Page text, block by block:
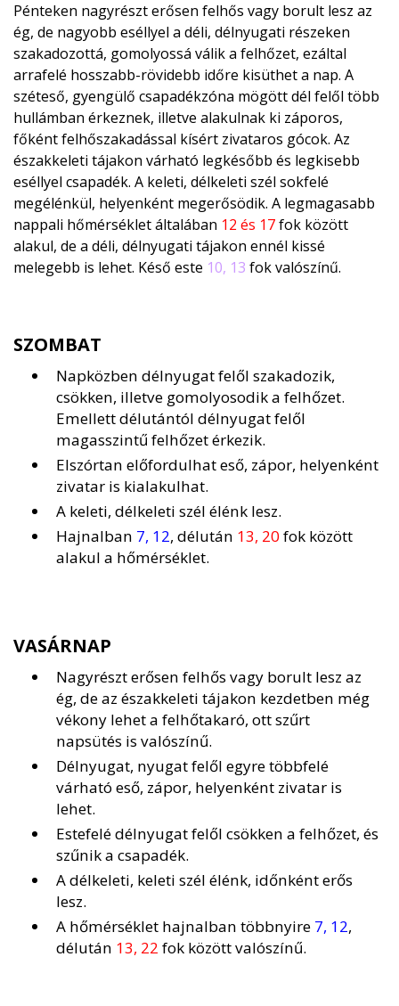
Pénteken nagyrészt erősen felhős vagy borult lesz az
ég, de nagyobb eséllyel a déli, délnyugati részeken
szakadozottá, gomolyossá válik a felhőzet, ezáltal
arrafelé hosszabb-rövidebb időre kisüthet a nap. A
széteső, gyengülő csapadékzóna mögött dél felől több
hullámban érkeznek, illetve alakulnak ki záporos,
főként felhőszakadással kísért zivataros gócok. Az
északkeleti tájakon várható legkésőbb és legkisebb
eséllyel csapadék. A keleti, délkeleti szél sokfelé
megélénkül, helyenként megerősödik. A legmagasabb
nappali hőmérséklet általában 12 és 17fok között
alakul, de a déli, délnyugati tájakon ennél kissé
melegebb is lehet. Késő este 10, 13 fok valószínű.
SZOMBAT
Napközben délnyugat felől szakadozik,
csökken, illetve gomolyosodik a felhőzet.
Emellett délutántól délnyugat felől
magasszintű felhőzet érkezik.
Elszórtan előfordulhat eső, zápor, helyenként
zivatar is kialakulhat.
A keleti, délkeleti szél élénk lesz.
Hajnalban 7, 12, délután 13, 20fok között
alakul a hőmérséklet.
VASÁRNAP
Nagyrészt erősen felhős vagy borult lesz az
ég, de az északkeleti tájakon kezdetben még
vékony lehet a felhőtakaró, ott szűrt
napsütés is valószínű.
Délnyugat, nyugat felől egyre többfelé
várható eső, zápor, helyenként zivatar is
lehet.
Estefelé délnyugat felől csökken a felhőzet, és
szűnik a csapadék.
A délkeleti, keleti szél élénk, időnként erős
lesz.
A hőmérséklet hajnalban többnyire 7, 12,
délután 13, 22 fok között valószínű.